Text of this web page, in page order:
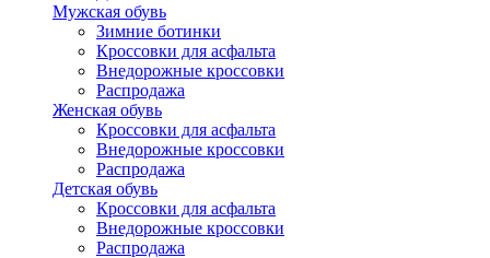
Мужская обувь
Зимние ботинки
Кроссовки для асфальта
Внедорожные кроссовки
Распродажа
Женская обувь
Кроссовки для асфальта
Внедорожные кроссовки
Распродажа
Детская обувь
Кроссовки для асфальта
Внедорожные кроссовки
Распродажа